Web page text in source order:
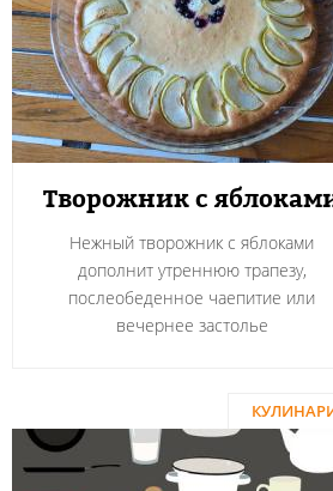
Творожник с
Нежный творожник с яблоками
дополнит утреннюю трапезу,
послеобеденное чаепитие или
вечернее застолье